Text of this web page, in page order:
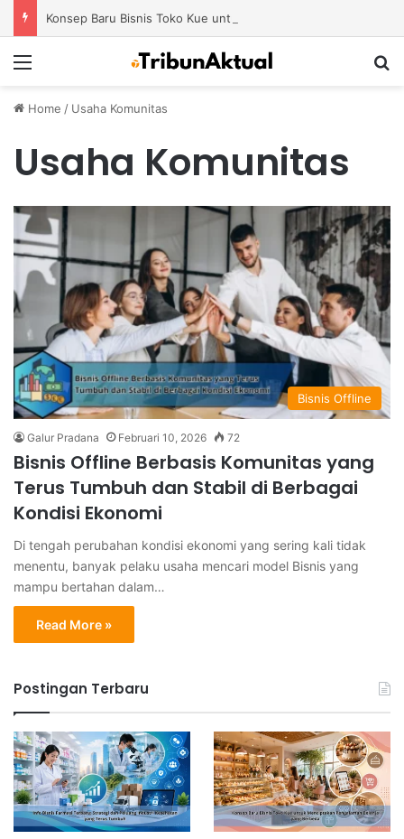
Home / Usaha Komunitas
Usaha Komunitas
Bisnis Offline
Galur Pradana Februari 10, 2026 72
Bisnis Offline Berbasis Komunitas yang
Terus Tumbuh dan Stabil di Berbagai
Kondisi Ekonomi
Di tengah perubahan kondisi ekonomi yang sering kali tidak
menentu, banyak pelaku usaha mencari model Bisnis yang
mampu bertahan dalam…
Read More »
Postingan Terbaru